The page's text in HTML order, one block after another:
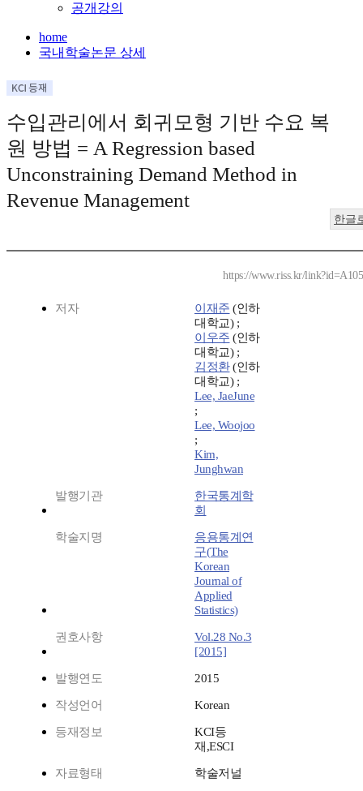
공개강의
home
국내학술논문 상세
수입관리에서 회귀모형 기반 수요 복
원 방법 = A Regression based
Unconstraining Demand Method in
Revenue Management
한글
https://www.riss.kr/
저자 이재준 (인하
대학교) ;
이우주 (인하
대학교) ;
김정환(인하
대학교) ;
Lee, JaeJune
;
Lee, Woojoo
;
Kim,
Junghwan
발행기관
한국통계학
회
학술지명
응용통계연
구(The
Korean
Journal of
Applied
Statistics)
권호사항
Vol.28 No.3
[2015]
발행연도 2015
작성언어 Korean
등재정보
KCI등
재,ESCI
자료형태 학술저널